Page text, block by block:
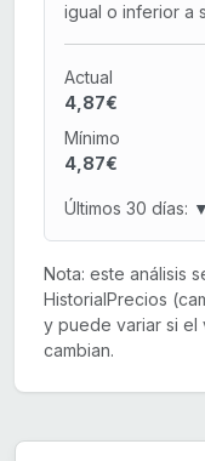
igual o inferior a
Actual
4,87€
Mínimo
4,87€
Últimos 30 días:
Nota: este análisis
HistorialPrecios
y puede variar si
cambian.